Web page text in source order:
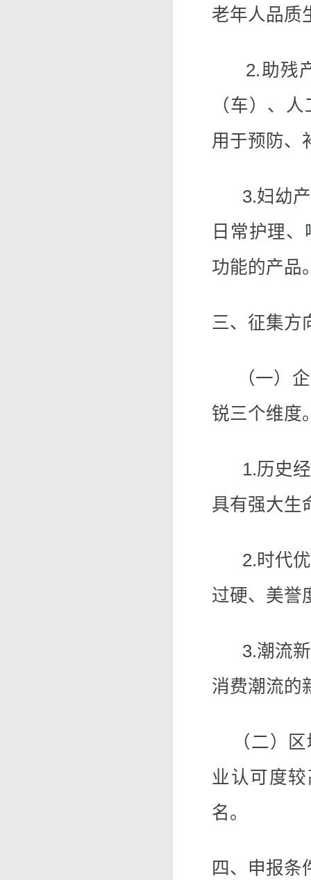
老年人品质
2.助残产
（车）、
用于预防、
3.妇幼产
日常护理
功能的产品
三、征集方
（一）企
锐三个维度
1.历史经
具有强大生
2.时代优
过硬、美誉
3.潮流新
消费潮流的
（二）区
业认可度
名。
四、申报条